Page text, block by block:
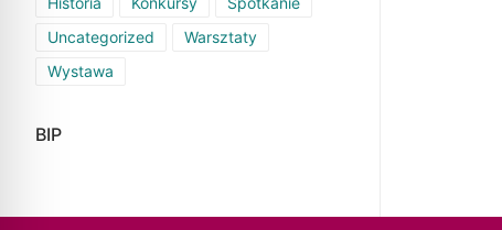
Uncategorized
Warsztaty
Wystawa
BIP